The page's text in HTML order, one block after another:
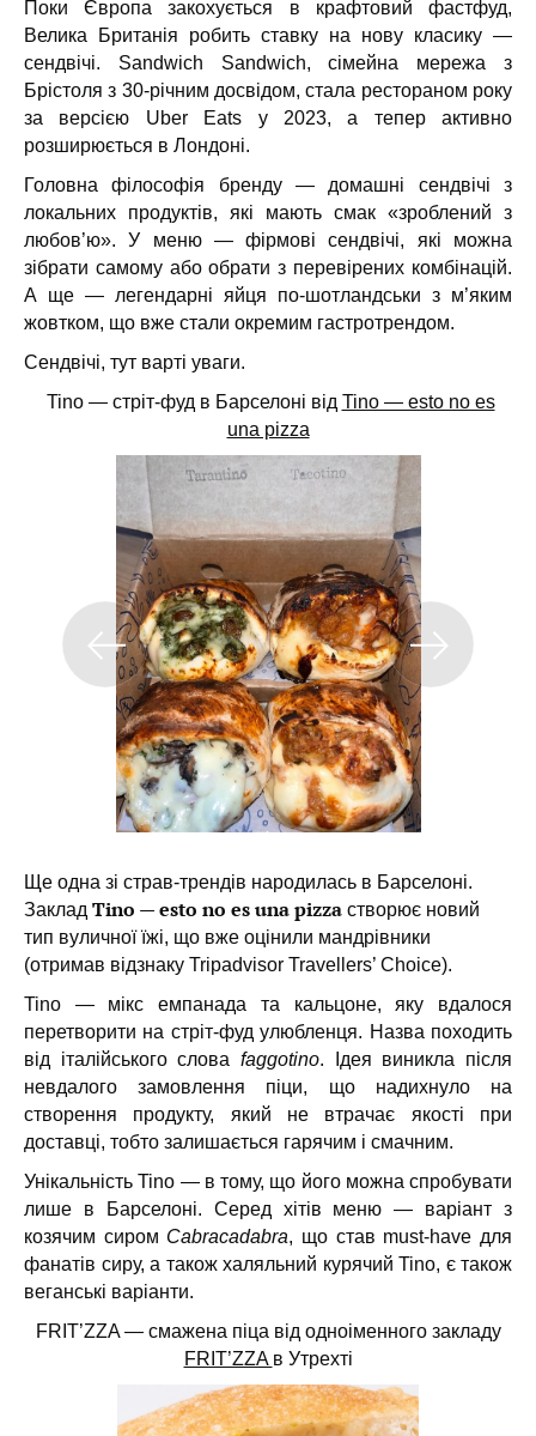
Поки Європа закохується в крафтовий фастфуд,
Велика Британія робить ставку на нову класику —
сендвічі. Sandwich Sandwich, сімейна мережа з
Брістоля з 30-річним досвідом, стала рестораном року
за версією Uber Eats у 2023, а тепер активно
розширюється в Лондоні.
Головна філософія бренду — домашні сендвічі з
локальних продуктів, які мають смак «зроблений з
любов’ю». У меню — фірмові сендвічі, які можна
зібрати самому або обрати з перевірених комбінацій.
А ще — легендарні яйця по-шотландськи з м’яким
жовтком, що вже стали окремим гастротрендом.
Сендвічі, тут варті уваги.
Tino — стріт-фуд в Барселоні від Tino — esto no es
una pizza
Ще одна зі страв-трендів народилась в Барселоні.
Заклад Tino — esto no es una pizza створює новий
тип вуличної їжі, що вже оцінили мандрівники
(отримав відзнаку Tripadvisor Travellers’ Choice).
Tino — мікс емпанада та кальцоне, яку вдалося
перетворити на стріт-фуд улюбленця. Назва походить
від італійського слова faggotino. Ідея виникла після
невдалого замовлення піци, що надихнуло на
створення продукту, який не втрачає якості при
доставці, тобто залишається гарячим і смачним.
Унікальність Tino — в тому, що його можна спробувати
лише в Барселоні. Серед хітів меню — варіант з
козячим сиром Cabracadabra, що став must-have для
фанатів сиру, а також халяльний курячий Tino, є також
веганські варіанти.
FRIT’ZZA — смажена піца від одноіменного закладу
FRIT’ZZA в Утрехті